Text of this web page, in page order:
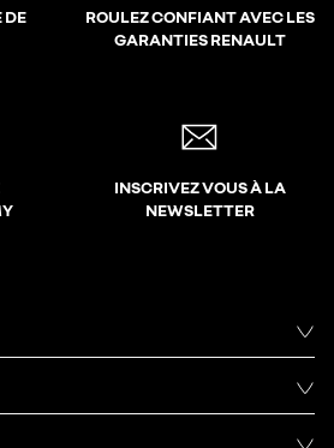
DE
ROULEZ CONFIANT AVEC LES
GARANTIES RENAULT
INSCRIVEZ VOUS À LA
NEWSLETTER